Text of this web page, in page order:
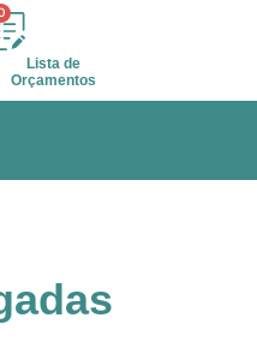
Lista de
Orçamentos